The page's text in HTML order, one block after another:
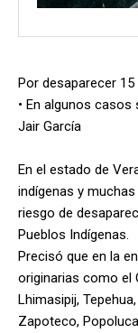
Por desaparecer
• En algunos
Jair García
En el estado de
indígenas y
riesgo de
Pueblos Indígenas.
Precisó que en la
originarias como el
Lhimasipij,
Zapoteco,